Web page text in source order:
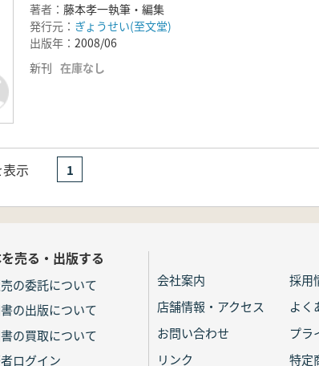
著者： 藤本孝一執筆・編集
発行元： ぎょうせい(至文堂)
出版年： 2008/06
新刊 在庫なし
示 1
売る・出版する
の委託について
の出版について
の買取について
ログイン
会社案内
採用
店舗情報・アクセス
よく
お問い合わせ
プラ
リンク
特定